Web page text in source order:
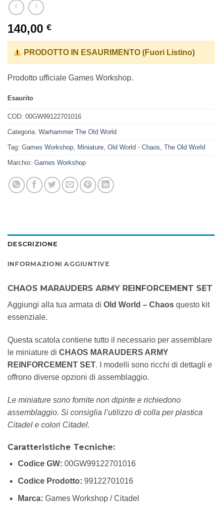
140,00 €
PRODOTTO IN ESAURIMENTO (Fuori Listino)
Prodotto ufficiale Games Workshop.
Esaurito
COD: 00GW99122701016
Categoria: Warhammer The Old World
Tag: Games Workshop Miniature Old World - Chaos The Old World
Marchio: Games Workshop
DESCRIZIONE
INFORMAZIONI AGGIUNTIVE
CHAOS MARAUDERS ARMY REINFORCEMENT SET
Aggiungi alla tua armata di Old World – Chaos questo kit
essenziale.
Questa scatola contiene tutto il necessario per assemblare
le miniature di CHAOS MARAUDERS ARMY
REINFORCEMENT SET. I modelli sono ricchi di dettagli e
offrono diverse opzioni di assemblaggio.
Le miniature sono fornite non dipinte e richiedono
assemblaggio. Si consiglia l’utilizzo di colla per plastica
Citadel e colori Citadel.
Caratteristiche Tecniche:
Codice GW: 00GW99122701016
Codice Prodotto: 99122701016
Marca: Games Workshop / Citadel